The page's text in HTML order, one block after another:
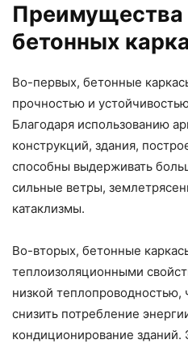
Преимущества
бетонных
Во-первых, бетонные
прочностью и
Благодаря использованию
конструкций, здания,
способны выдерживать
сильные ветры,
катаклизмы.
Во-вторых, бетонные
теплоизоляционными
низкой теплопроводностью,
снизить потребление
кондиционирование